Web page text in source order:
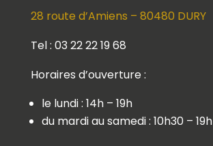
28 route d’Amiens – 80480 DURY
Tel : 03 22 22 19 68
Horaires d’ouverture :
le lundi : 14h – 19h
du mardi au samedi : 10h30 – 19h